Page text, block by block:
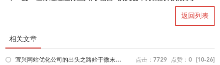
返回列表
相关文章
[10-26]
点赞：0
点击：7729
宜兴网站优化公司的出头之路始于微末...